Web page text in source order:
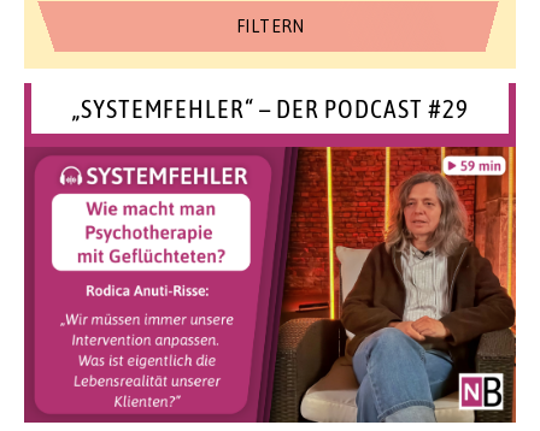
„SYSTEMFEHLER“ – DER PODCAST #29